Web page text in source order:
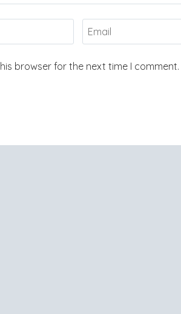
browser for the next time I comment.